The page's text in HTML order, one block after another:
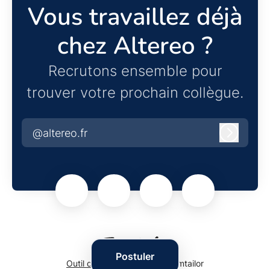
Postuler
Vous travaillez déjà
chez Altereo ?
Recrutons ensemble pour
trouver votre prochain collègue.
@altereo.fr
Outil de recrutementde Teamtailor